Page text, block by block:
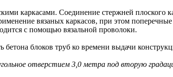
каркасами. Соединение стержней плоского
вязаных каркасов, при этом
с помощью вязальной проволоки.
блоков труб ко времени выдачи
отверстием 3,0 метра под вторую